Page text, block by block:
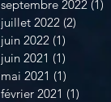
septembre 2022 (1)
juillet 2022 (2)
juin 2022 (1)
juin 2021 (1)
mai 2021 (1)
février 2021 (1)